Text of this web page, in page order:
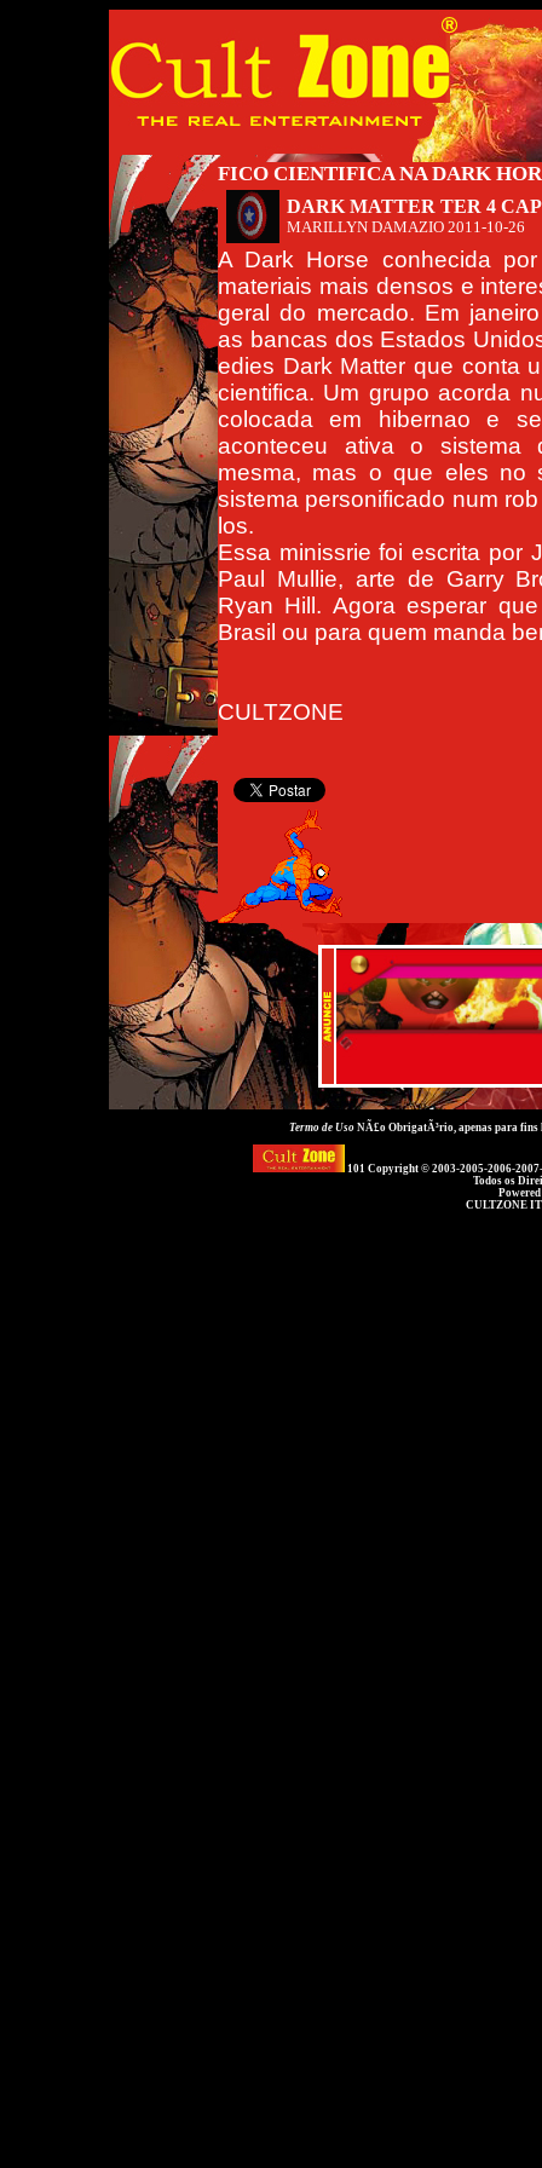
FICO CIENTIFICA NA DARK
DARK MATTER TER 4
MARILLYN DAMAZIO 2011-10-26
A Dark Horse conhecida
materiais mais densos e
geral do mercado. Em
as bancas dos Estados
edies Dark Matter que conta
cientifica. Um grupo acorda
colocada em hibernao e
aconteceu ativa o sistema
mesma, mas o que eles no
sistema personificado num
los.
Essa minissrie foi escrita por
Paul Mullie, arte de Garry
Ryan Hill. Agora esperar
Brasil ou para quem manda
CULTZONE
Termo de UsoNÃ£o ObrigatÃ³rio, apenas para
101 Copyright © 2003-2005-2006-
Todos os
CULTZONE